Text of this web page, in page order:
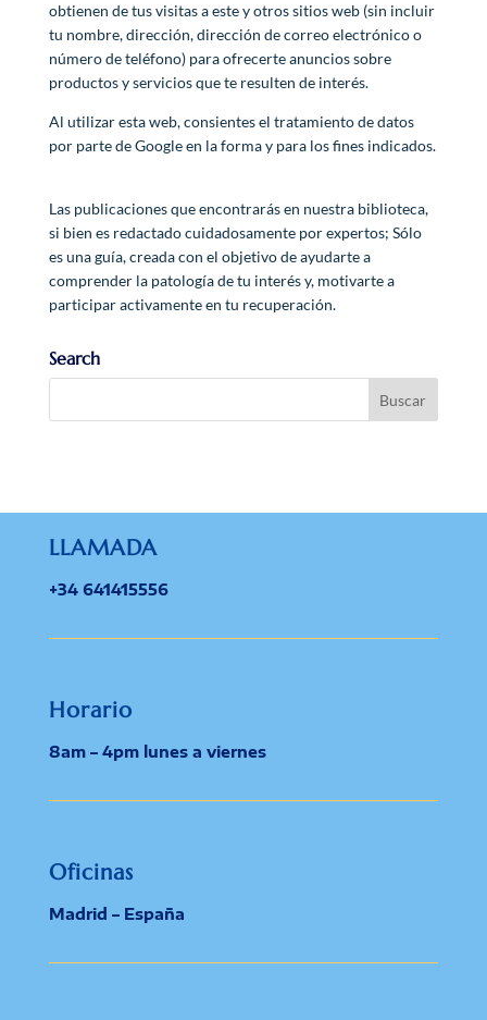
obtienen de tus visitas a este y otros sitios web (sin incluir
tu nombre, dirección, dirección de correo electrónico o
número de teléfono) para ofrecerte anuncios sobre
productos y servicios que te resulten de interés.
Al utilizar esta web, consientes el tratamiento de datos
por parte de Google en la forma y para los fines indicados.
Las publicaciones que encontrarás en nuestra biblioteca,
si bien es redactado cuidadosamente por expertos; Sólo
es una guía, creada con el objetivo de ayudarte a
comprender la patología de tu interés y, motivarte a
participar activamente en tu recuperación.
Search
LLAMADA
+34 641415556
Horario
8am – 4pm lunes a viernes
Oficinas
Madrid – España